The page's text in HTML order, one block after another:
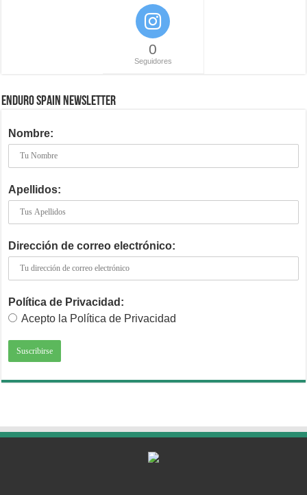
0
Seguidores
ENDURO SPAIN NEWSLETTER
Nombre:
Apellidos:
Dirección de correo electrónico:
Política de Privacidad:
Acepto la Política de Privacidad